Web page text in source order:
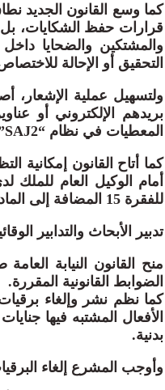
كما وسع القانون الجديد
قرارات حفظ الشكايات، بل
التحقيق أو الإحالة للاختصاص،
ولتسهيل عملية الإشعار،
بريدهم الإلكتروني أو
المعطيات في نظام “SAJ2”.
كما أتاح القانون إمكانية
أمام الوكيل العام
للفقرة 15 المضافة إلى المادة 40 والفقرة 8 المضافة إلى المادة 49.
تدبير الأبحاث والتدابير
منح القانون النيابة
الضوابط القانونية المقررة.
كما نظم نشر وإلغاء
الأفعال المشتبه فيها
بدنية.
وأوجب المشرع إلغاء